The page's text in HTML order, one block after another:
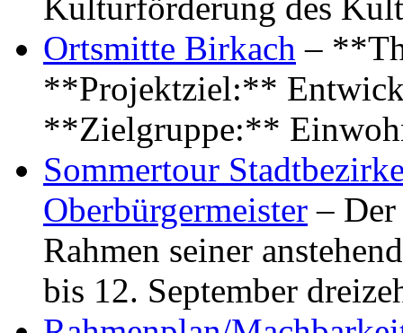
Ortsmitte Birkach –
**Projektziel:**
**Zielgruppe:**
Sommertour
Oberbürgermeister –
Rahmen seiner
bis 12. September